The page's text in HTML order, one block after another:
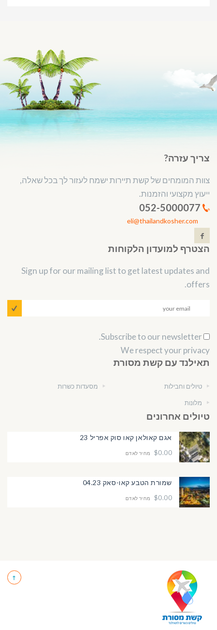
צריך עזרה?
צוות המומחים של קשת תיירות ישמח לעזור לך בכל שאלה,
ייעוץ מקצועי והזמנות.
eli@thailandkosher.com
הצטרף למועדון הלקוחות
Sign up for our mailing list to get latest updates and
offers.
We respect your privacy
תאילנד עם קשת מסורת
טיולים וחבילות
מלונות
מסעדות כשרות
טיולים אחרונים
אגם קאולאן קאו סוק אפריל 23
$0.00
מחיר לאדם
שמורת הטבע קאו-סאק 04.23
$0.00
מחיר לאדם